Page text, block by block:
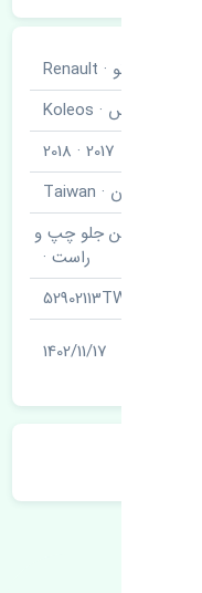
رنو · Renault
کولیوس · Koleos
2017 · 2018
تایوان · Taiwan
برف پاک کن جلو چپ و
راست ·
52902113TW
1402/11/17